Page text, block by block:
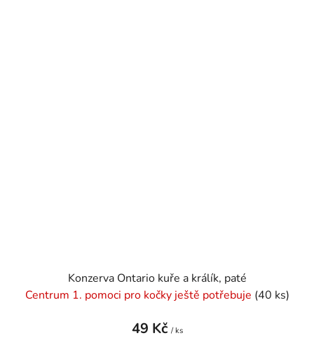
Konzerva Ontario kuře a králík, paté
Centrum 1. pomoci pro kočky ještě potřebuje (40 ks)
49 Kč / ks